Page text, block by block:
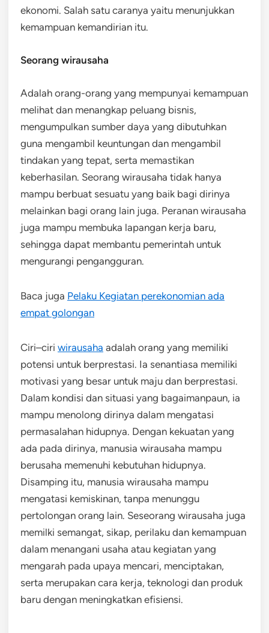
ekonomi. Salah satu caranya yaitu menunjukkan
kemampuan kemandirian itu.
Seorang wirausaha
Adalah orang-orang yang mempunyai kemampuan
melihat dan menangkap peluang bisnis,
mengumpulkan sumber daya yang dibutuhkan
guna mengambil keuntungan dan mengambil
tindakan yang tepat, serta memastikan
keberhasilan. Seorang wirausaha tidak hanya
mampu berbuat sesuatu yang baik bagi dirinya
melainkan bagi orang lain juga. Peranan wirausaha
juga mampu membuka lapangan kerja baru,
sehingga dapat membantu pemerintah untuk
mengurangi pengangguran.
Baca juga Pelaku Kegiatan perekonomian ada
empat golongan
Ciri–ciri wirausaha adalah orang yang memiliki
potensi untuk berprestasi. Ia senantiasa memiliki
motivasi yang besar untuk maju dan berprestasi.
Dalam kondisi dan situasi yang bagaimanpaun, ia
mampu menolong dirinya dalam mengatasi
permasalahan hidupnya. Dengan kekuatan yang
ada pada dirinya, manusia wirausaha mampu
berusaha memenuhi kebutuhan hidupnya.
Disamping itu, manusia wirausaha mampu
mengatasi kemiskinan, tanpa menunggu
pertolongan orang lain. Seseorang wirausaha juga
memilki semangat, sikap, perilaku dan kemampuan
dalam menangani usaha atau kegiatan yang
mengarah pada upaya mencari, menciptakan,
serta merupakan cara kerja, teknologi dan produk
baru dengan meningkatkan efisiensi.